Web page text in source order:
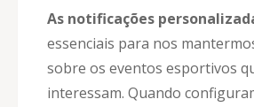
As notificações
essenciais para nos
sobre os eventos esportivos
interessam. Quando